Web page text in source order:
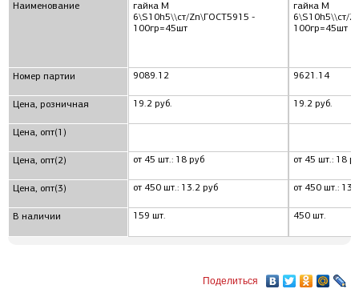
Наименование
Номер партии
Цена, розничная
Цена, опт(1)
Цена, опт(2)
Цена, опт(3)
В наличии
гайка М
6\S10h5\\ст/Zn\ГОСТ5915 -
100гр=45шт
9089.12
19.2 руб.
от 45 шт.: 18 руб
от 450 шт.: 13.2 руб
159 шт.
гайка М
6\S10h5\\ст/
100гр=45шт
9621.14
19.2 руб.
от 45 шт.: 18
от 450 шт.:
450 шт.
Поделиться